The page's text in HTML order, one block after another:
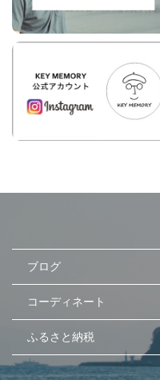
ブログ
コーディネート
ふるさと納税